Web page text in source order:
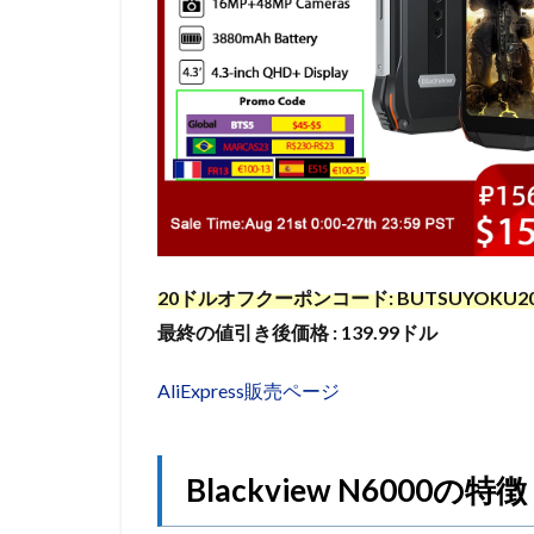
20ドルオフクーポンコード:
最終の値引き後価格 : 139.99ドル
AliExpress販売ページ
Blackview N6000の特徴